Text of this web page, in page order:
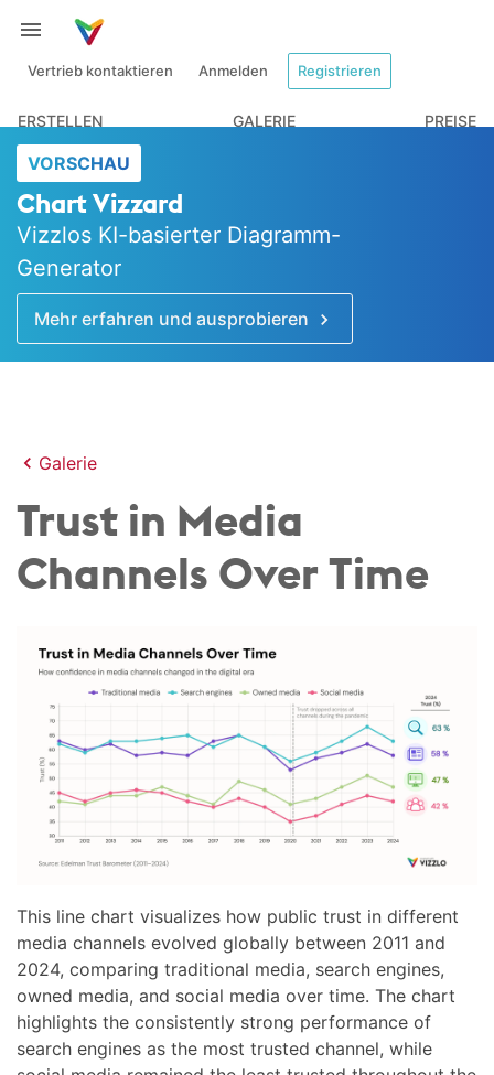
Vertrieb kontaktieren Anmelden Registrieren
ERSTELLEN GALERIE PREISE
VORSCHAU
Chart Vizzard
Vizzlos KI-basierter Diagramm-
Generator
Mehr erfahren und ausprobieren
Galerie
Trust in Media
Channels Over Time
This line chart visualizes how public trust in different
media channels evolved globally between 2011 and
2024, comparing traditional media, search engines,
owned media, and social media over time. The chart
highlights the consistently strong performance of
search engines as the most trusted channel, while